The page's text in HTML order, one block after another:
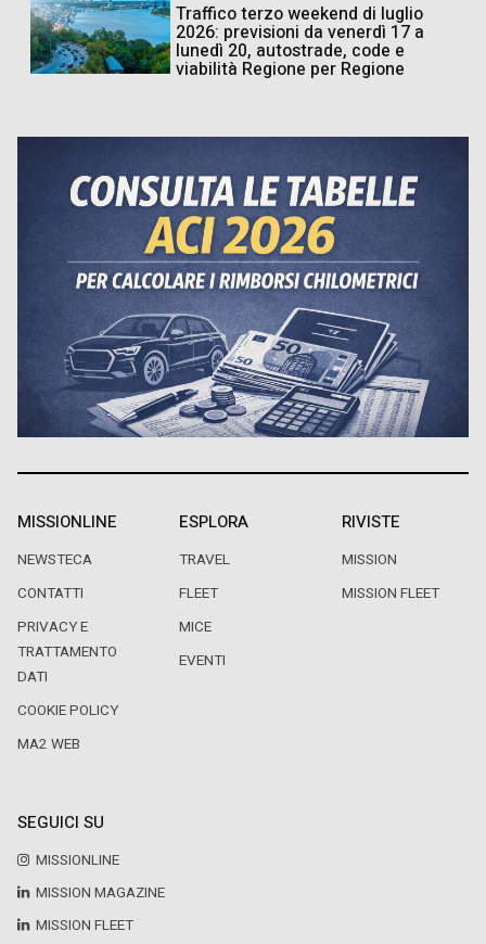
Traffico terzo weekend di luglio
2026: previsioni da venerdì 17 a
lunedì 20, autostrade, code e
viabilità Regione per Regione
MISSIONLINE
NEWSTECA
CONTATTI
PRIVACY E
TRATTAMENTO
DATI
COOKIE POLICY
MA2 WEB
ESPLORA
TRAVEL
FLEET
MICE
EVENTI
RIVISTE
MISSION
MISSION FLEET
SEGUICI SU
MISSIONLINE
MISSION MAGAZINE
MISSION FLEET